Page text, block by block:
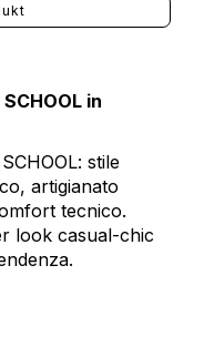
in
stile
artigianato
tecnico.
look casual-chic